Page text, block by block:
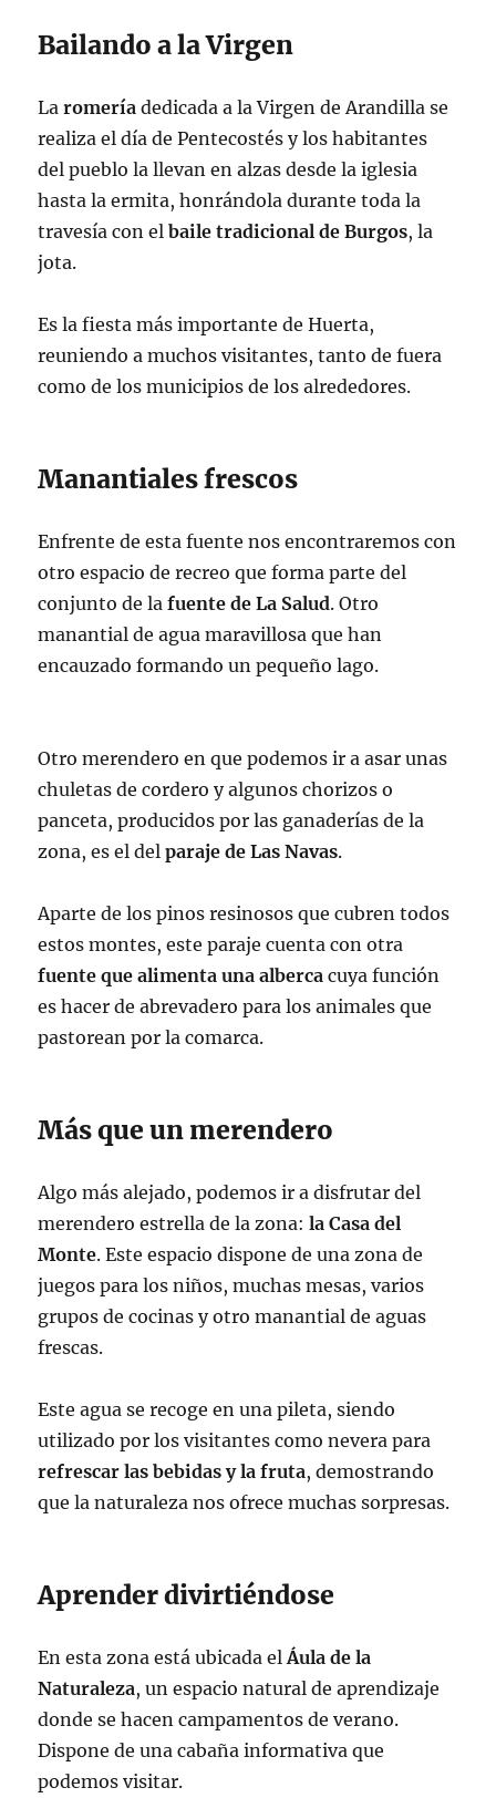
Bailando a la Virgen
Laromería dedicada a la Virgen de Arandilla se
realiza el día de Pentecostés y los habitantes
del pueblo la llevan en alzas desde la iglesia
hasta la ermita, honrándola durante toda la
travesía con elbaile tradicional de Burgos, la
jota.
Es la fiesta más importante de Huerta,
reuniendo a muchos visitantes, tanto de fuera
como de los municipios de los alrededores.
Manantiales frescos
Enfrente de esta fuente nos encontraremos con
otro espacio de recreo que forma parte del
conjunto de lafuente de La Salud. Otro
manantial de agua maravillosa que han
encauzado formando un pequeño lago.
Otro merendero en que podemos ir a asar unas
chuletas de cordero y algunos chorizos o
panceta, producidos por las ganaderías de la
zona, es el delparaje de Las Navas.
Aparte de los pinos resinosos que cubren todos
estos montes, este paraje cuenta con otra
fuente que alimenta una alberca cuya función
es hacer de abrevadero para los animales que
pastorean por la comarca.
Más que un merendero
Algo más alejado, podemos ir a disfrutar del
merendero estrella de la zona:la Casa del
Monte. Este espacio dispone de una zona de
juegos para los niños, muchas mesas, varios
grupos de cocinas y otro manantial de aguas
frescas.
Este agua se recoge en una pileta, siendo
utilizado por los visitantes como nevera para
refrescar las bebidas y la fruta, demostrando
que la naturaleza nos ofrece muchas sorpresas.
Aprender divirtiéndose
En esta zona está ubicada elÁula de la
Naturaleza, un espacio natural de aprendizaje
donde se hacen campamentos de verano.
Dispone de una cabaña informativa que
podemos visitar.